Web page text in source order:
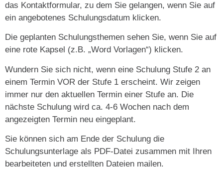
das Kontaktformular, zu dem Sie gelangen, wenn Sie auf
ein angebotenes Schulungsdatum klicken.
Die geplanten Schulungsthemen sehen Sie, wenn Sie auf
eine rote Kapsel (z.B. „Word Vorlagen“) klicken.
Wundern Sie sich nicht, wenn eine Schulung Stufe 2 an
einem Termin VOR der Stufe 1 erscheint. Wir zeigen
immer nur den aktuellen Termin einer Stufe an. Die
nächste Schulung wird ca. 4-6 Wochen nach dem
angezeigten Termin neu eingeplant.
Sie können sich am Ende der Schulung die
Schulungsunterlage als PDF-Datei zusammen mit Ihren
bearbeiteten und erstellten Dateien mailen.